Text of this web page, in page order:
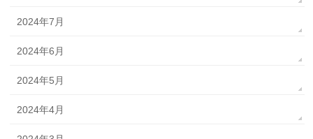
2024年7月
2024年6月
2024年5月
2024年4月